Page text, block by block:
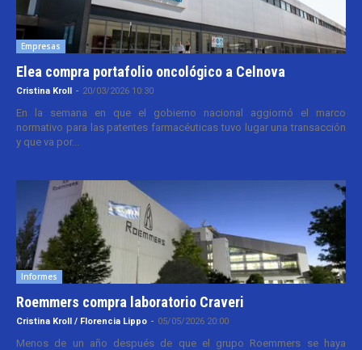
Empresas
Elea compra portafolio oncológico a Celnova
Cristina Kroll - 20/03/2026 10:30
En la semana en que el gobierno nacional aggiornó el marco
normativo para las patentes farmacéuticas tuvo lugar una transacción
y que va por...
Informes
Roemmers compra laboratorio Craveri
Cristina Kroll / Florencia Lippo - 05/05/2026 20:00
Menos de un año después de que el grupo Roemmers se haya